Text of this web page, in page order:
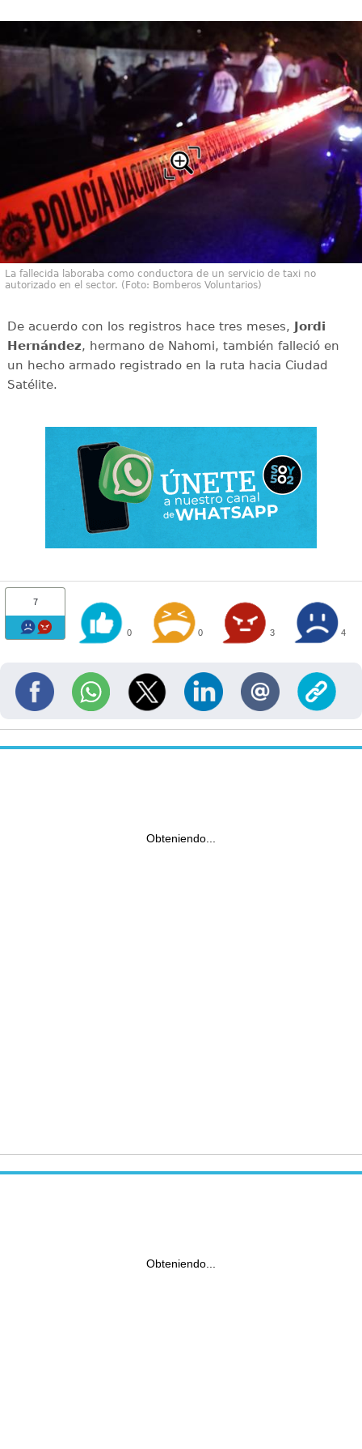
La fallecida laboraba como conductora de un servicio de taxi no
autorizado en el sector. (Foto: Bomberos Voluntarios)
De acuerdo con los registros hace tres meses, Jordi
Hernández, hermano de Nahomi, también falleció en
un hecho armado registrado en la ruta hacia Ciudad
Satélite.
7
0 0 3 4
Obteniendo...
Obteniendo...